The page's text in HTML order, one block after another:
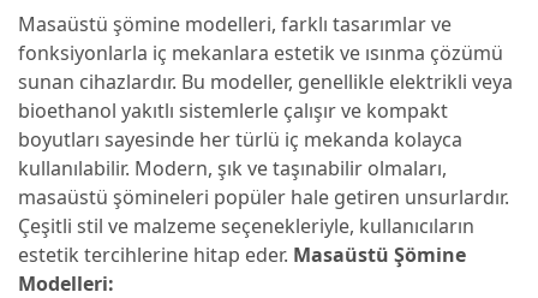
Masaüstü şömine modelleri, farklı tasarımlar ve
fonksiyonlarla iç mekanlara estetik ve ısınma çözümü
sunan cihazlardır. Bu modeller, genellikle elektrikli veya
bioethanol yakıtlı sistemlerle çalışır ve kompakt
boyutları sayesinde her türlü iç mekanda kolayca
kullanılabilir. Modern, şık ve taşınabilir olmaları,
masaüstü şömineleri popüler hale getiren unsurlardır.
Çeşitli stil ve malzeme seçenekleriyle, kullanıcıların
estetik tercihlerine hitap eder. Masaüstü Şömine
Modelleri: